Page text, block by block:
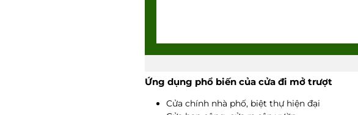
Ứng dụng phổ biến của cửa đi mở trượt
Cửa chính nhà phố, biệt thự hiện đại